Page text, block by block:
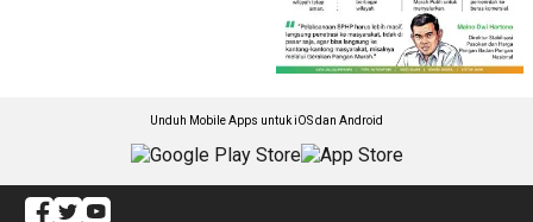
Unduh Mobile Apps untuk iOS dan Android